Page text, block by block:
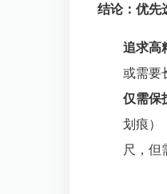
结论：优先
追求高
或需要
仅需保
划痕）
尺，但